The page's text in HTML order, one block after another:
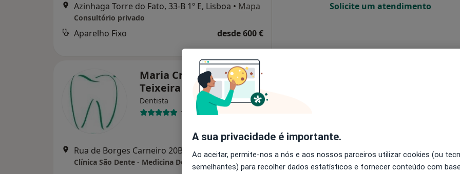
Azinhaga Torre do Fato, 33-B 1º E, Lisboa • Mapa
Consultório privado
Aparelho Fixo desde 600 €
Solicite um atendimento
Maria Cristina De Faria
Teixeira
Dentista
1 opinião
Rua de Borges Carneiro 20B, Lisboa •Mapa
Clínica São Dente - Medicina Dentária
Solicite um atendimento
A sua privacidade é importante.
Ao aceitar, permite-nos a nós e aos nossos parceiros utilizar cookies (ou
semelhantes) para recolher dados estatísticos e fornecer conteúdo com